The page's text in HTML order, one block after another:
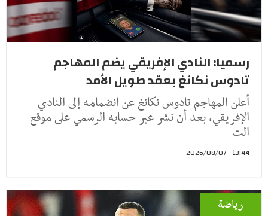
رسميا: النادي الإفريقي يضم المهاجم
تادوس نكانغ بعقد طويل الأمد
أعلن المهاجم تادوس نكانغ عن انضمامه إلى النادي
الإفريقي، بعد أن نشر عبر حسابه الرسمي على موقع
الت
13:44 - 2026/08/07
رياضة